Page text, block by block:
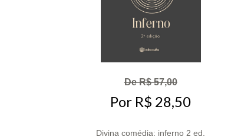
De R$ 57,00
Por R$ 28,50
Divina comédia: inferno 2 ed.